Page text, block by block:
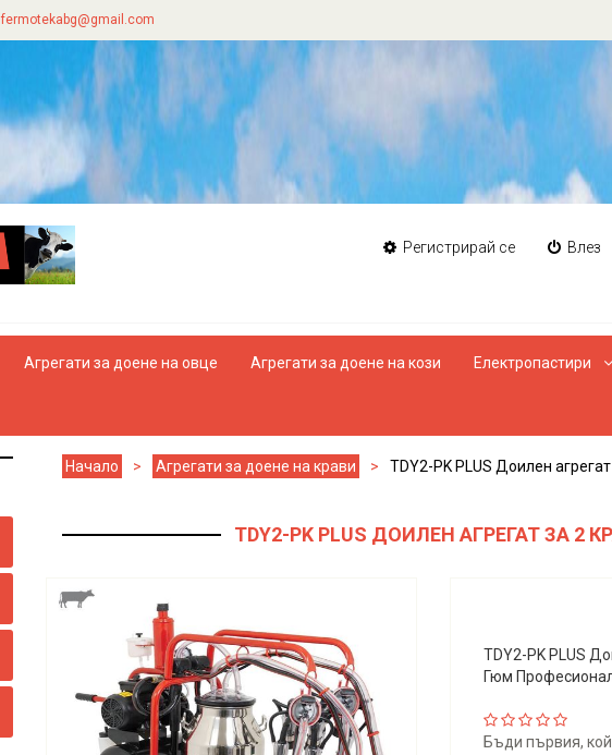
fermotekabg@gmail.com
Регистрирай се Влез
Агрегати за доене на овце Агрегати за доене на кози Електропастири
Начало Агрегати за доене на крави TDY2-PK PLUS Доилен
TDY2-PK PLUS ДОИЛЕН АГРЕГАТ ЗА 2
TDY2-PK PLUS
Гюм
Бъди първия,